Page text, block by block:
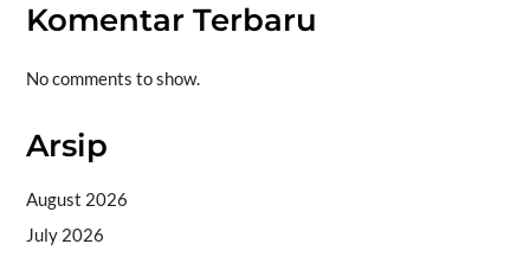
Komentar Terbaru
No comments to show.
Arsip
August 2026
July 2026